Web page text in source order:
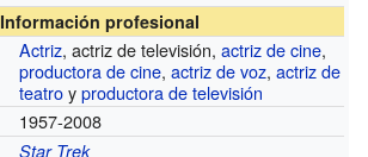
Información profesional
Actriz, actriz de televisión,actriz de cine,
productora de cine,actriz de voz,actriz de
teatroyproductora de televisión
1957-2008
Star Trek